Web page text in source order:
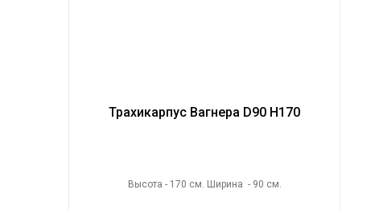
Трахикарпус Вагнера D90 H170
Высота - 170 см. Ширина - 90 см.